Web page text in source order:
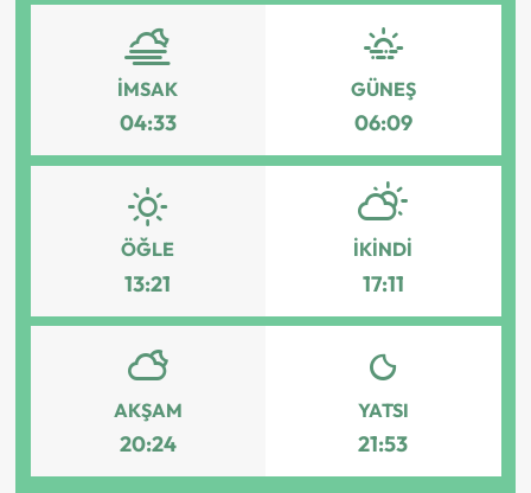
İMSAK
04:33
GÜNEŞ
06:09
ÖĞLE
13:21
İKINDI
17:11
AKŞAM
20:24
YATSI
21:53